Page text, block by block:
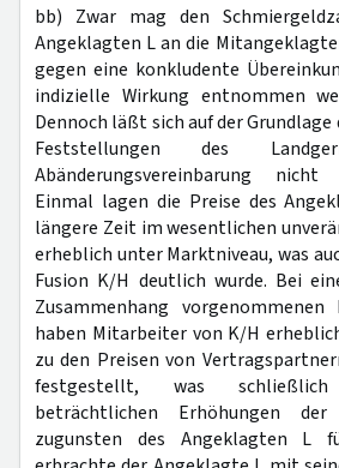
bb) Zwar mag den
Angeklagten L an die
gegen eine konkludente
indizielle Wirkung entnommen
Dennoch läßt sich auf der
Feststellungen des
Abänderungsvereinbarung nicht
Einmal lagen die Preise des
längere Zeit im wesentlichen
erheblich unter Marktniveau, was
Fusion K/H deutlich wurde. Bei
Zusammenhang vorgenommenen
haben Mitarbeiter von K/H
zu den Preisen von
festgestellt, was
beträchtlichen Erhöhungen der
zugunsten des Angeklagten L